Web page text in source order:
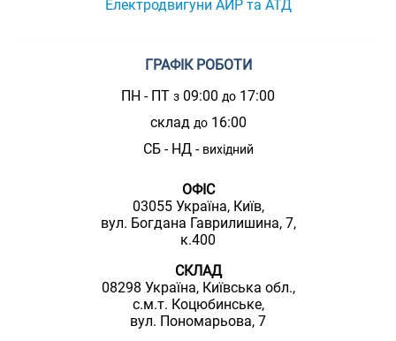
Електродвигуни АИР та АТД
ГРАФІК РОБОТИ
ПН - ПТ з 09:00 до 17:00
склад до16:00
СБ - НД - вихідний
ОФІС
03055 Україна, Київ,
вул. Богдана Гаврилишина, 7,
к.400
СКЛАД
08298 Україна, Київська обл.,
с.м.т. Коцюбинське,
вул. Пономарьова, 7